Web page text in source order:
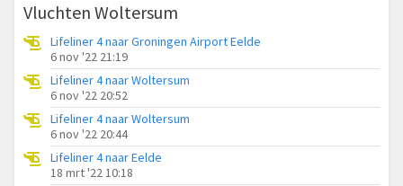
Vluchten Woltersum
Lifeliner 4 naar Groningen Airport Eelde
6 nov '22 21:19
Lifeliner 4 naar Woltersum
6 nov '22 20:52
Lifeliner 4 naar Woltersum
6 nov '22 20:44
Lifeliner 4 naar Eelde
18 mrt '22 10:18